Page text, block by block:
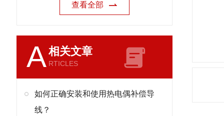
查看全部
A相关文章
RTICLES
如何正确安装和使用热电偶补偿导
线？